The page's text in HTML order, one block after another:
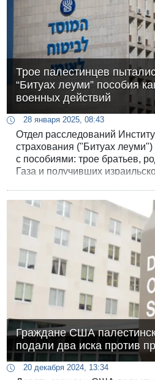
Трое палестинцев
“Битуах леуми” пособия
военных действий
28 января 2025, 08:43
Отдел расследований
страхования ("Битуах
с пособиями: трое братьев,
Газа и получивших
действий.
Граждане США
подали два иска против
20 декабря 2024, 13:34